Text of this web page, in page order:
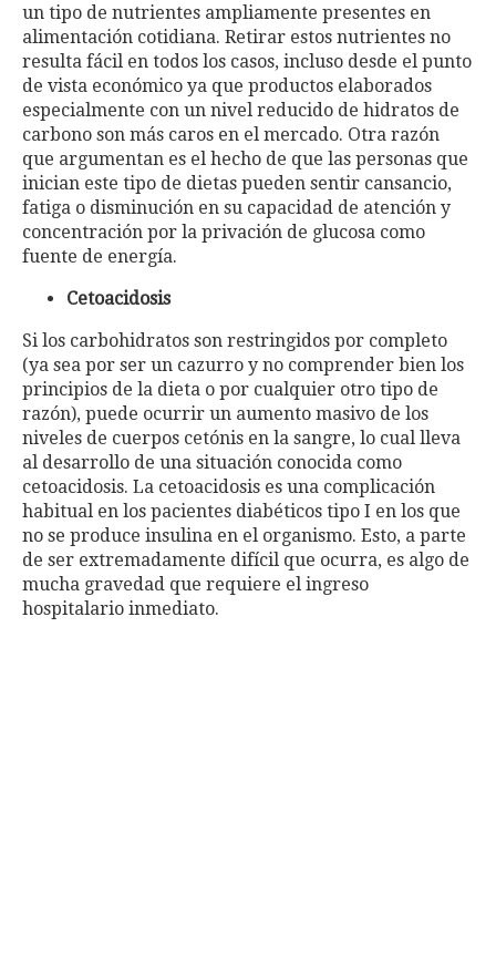
un tipo de nutrientes ampliamente presentes en
alimentación cotidiana. Retirar estos nutrientes no
resulta fácil en todos los casos, incluso desde el punto
de vista económico ya que productos elaborados
especialmente con un nivel reducido de hidratos de
carbono son más caros en el mercado. Otra razón
que argumentan es el hecho de que las personas que
inician este tipo de dietas pueden sentir cansancio,
fatiga o disminución en su capacidad de atención y
concentración por la privación de glucosa como
fuente de energía.
Cetoacidosis
Si los carbohidratos son restringidos por completo
(ya sea por ser un cazurro y no comprender bien los
principios de la dieta o por cualquier otro tipo de
razón), puede ocurrir un aumento masivo de los
niveles de cuerpos cetónis en la sangre, lo cual lleva
al desarrollo de una situación conocida como
cetoacidosis. La cetoacidosis es una complicación
habitual en los pacientes diabéticos tipo I en los que
no se produce insulina en el organismo. Esto, a parte
de ser extremadamente difícil que ocurra, es algo de
mucha gravedad que requiere el ingreso
hospitalario inmediato.